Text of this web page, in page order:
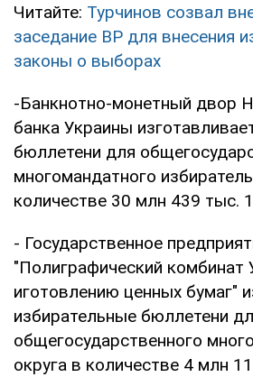
Читайте: Турчинов созвал
заседание ВР для внесения
законы о выборах
-Банкнотно-монетный двор
банка Украины
бюллетени для
многомандатного
количестве 30 млн 439 тыс.
- Государственное
"Полиграфический комбинат
иготовлению ценных бумаг"
избирательные бюллетени
общегосударственного
округа в количестве 4 млн